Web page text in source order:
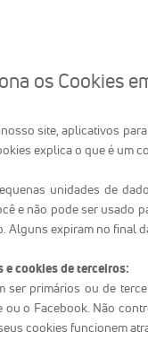
os Cookies
site, aplicativos
explica o que é um
unidades de
e não pode ser usado
Alguns expiram no final
e cookies de terceiros:
ser primários ou de
ou o Facebook. Não
cookies funcionem